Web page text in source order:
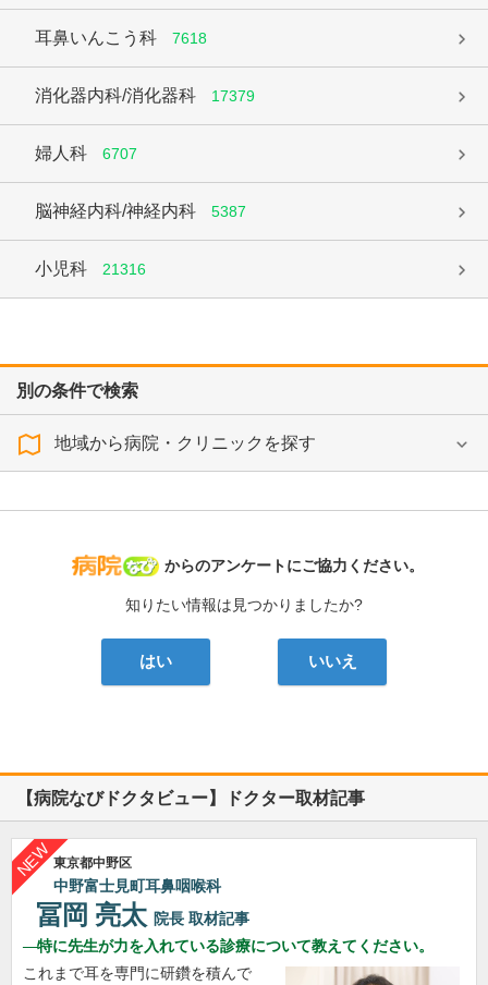
耳鼻いんこう科 7618
消化器内科/消化器科 17379
婦人科 6707
脳神経内科/神経内科 5387
小児科 21316
別の条件で検索
地域から病院・クリニックを探す
病院なび
からのアンケートにご協力ください。
知りたい情報は見つかりましたか?
はい いいえ
【病院なびドクタビュー】ドクター取材記事
東京都中野区
中野富士見町耳鼻咽喉科
冨岡 亮太 院長 取材記事
特に先生が力を入れている診療について教えてください。
これまで耳を専門に研鑽を積んで